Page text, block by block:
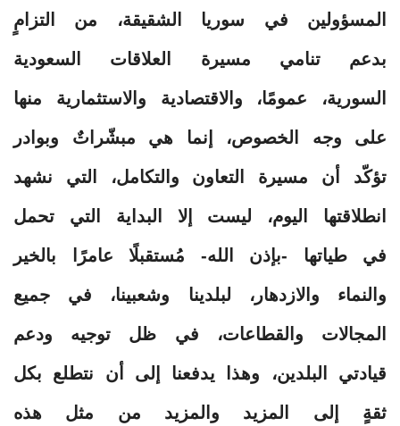
المسؤولين في سوريا الشقيقة، من التزامٍ
بدعم تنامي مسيرة العلاقات السعودية
السورية، عمومًا، والاقتصادية والاستثمارية منها
على وجه الخصوص، إنما هي مبشّراتٌ وبوادر
تؤكّد أن مسيرة التعاون والتكامل، التي نشهد
انطلاقتها اليوم، ليست إلا البداية التي تحمل
في طياتها -بإذن الله- مُستقبلًا عامرًا بالخير
والنماء والازدهار، لبلدينا وشعبينا، في جميع
المجالات والقطاعات، في ظل توجيه ودعم
قيادتي البلدين، وهذا يدفعنا إلى أن نتطلع بكل
ثقةٍ إلى المزيد والمزيد من مثل هذه